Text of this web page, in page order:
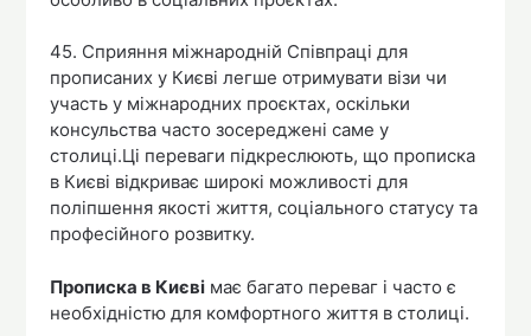
45. Сприяння міжнародній Співпраці для
прописаних у Києві легше отримувати візи чи
участь у міжнародних проєктах, оскільки
консульства часто зосереджені саме у
столиці.Ці переваги підкреслюють, що прописка
в Києві відкриває широкі можливості для
поліпшення якості життя, соціального статусу та
професійного розвитку.
Прописка в Києві має багато переваг і часто є
необхідністю для комфортного життя в столиці.